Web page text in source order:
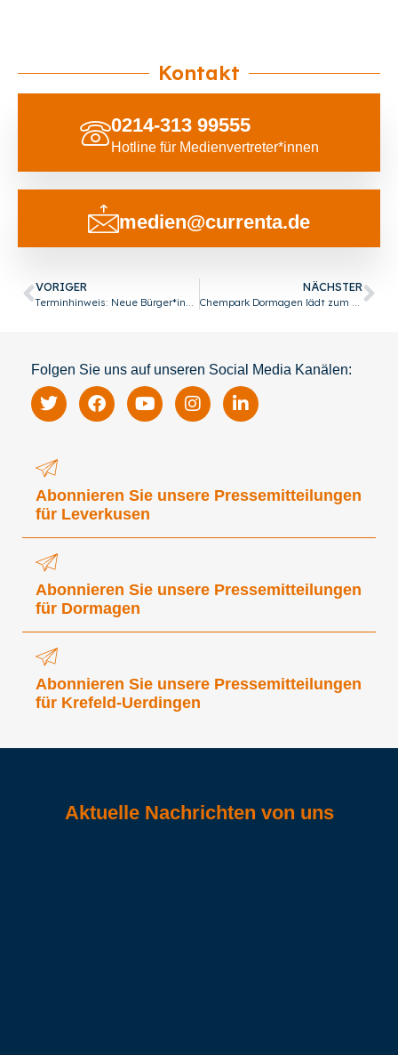
Kontakt
0214-313 99555
Hotline für Medienvertreter*innen
medien@currenta.de
VORIGER
Terminhinweis: Neue Bürger*innensprechstunde im Chempark Leverkusen
NÄCHSTER
Chempark Dormagen lädt zum Blaulicht-Event am 24. Mai
Folgen Sie uns auf unseren Social Media Kanälen:
Abonnieren Sie unsere Pressemitteilungen
für Leverkusen
Abonnieren Sie unsere Pressemitteilungen
für Dormagen
Abonnieren Sie unsere Pressemitteilungen
für Krefeld-Uerdingen
Aktuelle Nachrichten von uns